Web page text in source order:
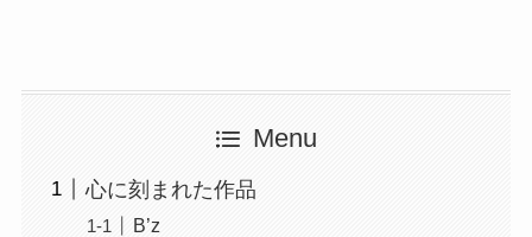
Menu
心に刻まれた作品
B’z